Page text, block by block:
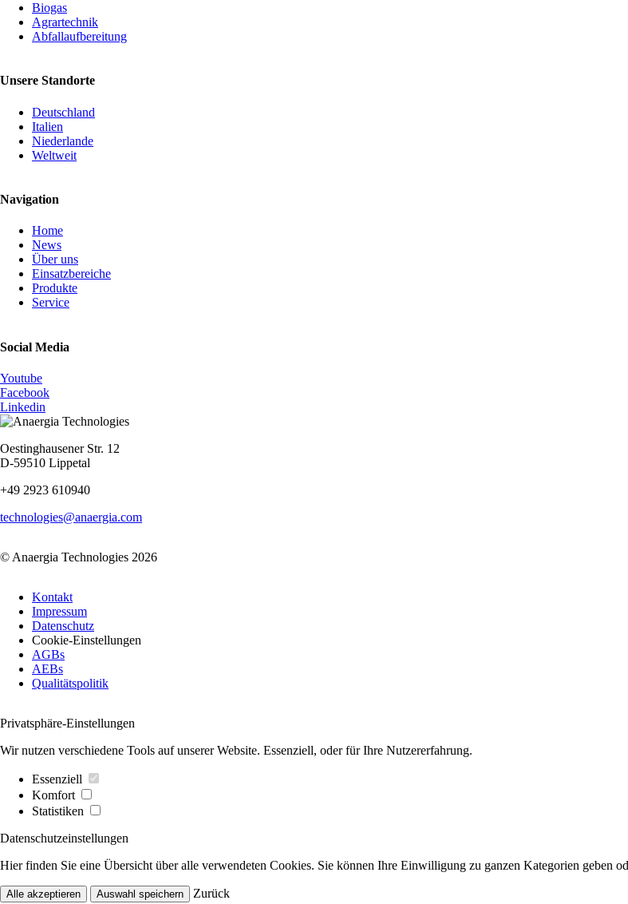
Biogas
Agrartechnik
Abfallaufbereitung
Unsere Standorte
Deutschland
Italien
Niederlande
Weltweit
Navigation
Navigation
überspringen
Home
News
Über uns
Einsatzbereiche
Produkte
Service
Social Media
Youtube
Facebook
Linkedin
Oestinghausener Str. 12
D-59510 Lippetal
+49 2923 610940
technologies@anaergia.com
© Anaergia Technologies 2026
überspringen
Kontakt
Impressum
Datenschutz
Cookie-Einstellungen
AGBs
AEBs
Qualitätspolitik
Privatsphäre-Einstellungen
Wir nutzen verschiedene Tools auf unserer Website. Essenziell, oder für Ihre Nutzererfahrung.
Essenziell
Komfort
Statistiken
Datenschutzeinstellungen
Hier finden Sie eine Übersicht über alle verwendeten Cookies. Sie können Ihre Einwilligung zu ganzen Kategorien geben
Alle akzeptieren Auswahl speichern
Zurück